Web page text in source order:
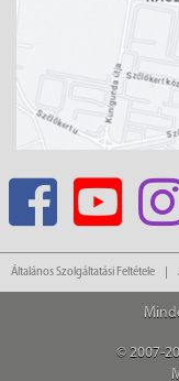
Általános Szolgáltatási Feltétele
© 2007-